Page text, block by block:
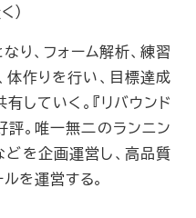
）
り、フォーム解析、練習
体作りを行い、目標達成
していく。『リバウンド
評。唯一無二のランニン
どを企画運営し、高品質
を運営する。